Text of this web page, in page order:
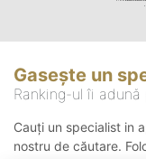
Gasește un
Ranking-ul îi
Cauți un specialist in
nostru de căutare.